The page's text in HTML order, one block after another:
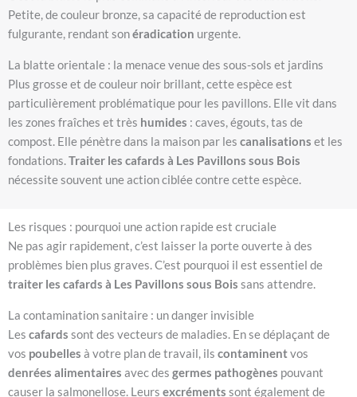
Petite, de couleur bronze, sa capacité de reproduction est
fulgurante, rendant sonéradication urgente.
La blatte orientale : la menace venue des sous-sols et jardins
Plus grosse et de couleur noir brillant, cette espèce est
particulièrement problématique pour les pavillons. Elle vit dans
les zones fraîches et très humides : caves, égouts, tas de
compost. Elle pénètre dans la maison par les canalisations et les
fondations.Traiter les cafards à Les Pavillons sous Bois
nécessite souvent une action ciblée contre cette espèce.
Les risques : pourquoi une action rapide est cruciale
Ne pas agir rapidement, c’est laisser la porte ouverte à des
problèmes bien plus graves. C’est pourquoi il est essentiel de
traiter les cafards à Les Pavillons sous Bois sans attendre.
La contamination sanitaire : un danger invisible
Les cafards sont des vecteurs de maladies. En se déplaçant de
vos poubelles à votre plan de travail, ils contaminentvos
denrées alimentaires avec des germes pathogènes pouvant
causer la salmonellose. Leurs excréments sont également de